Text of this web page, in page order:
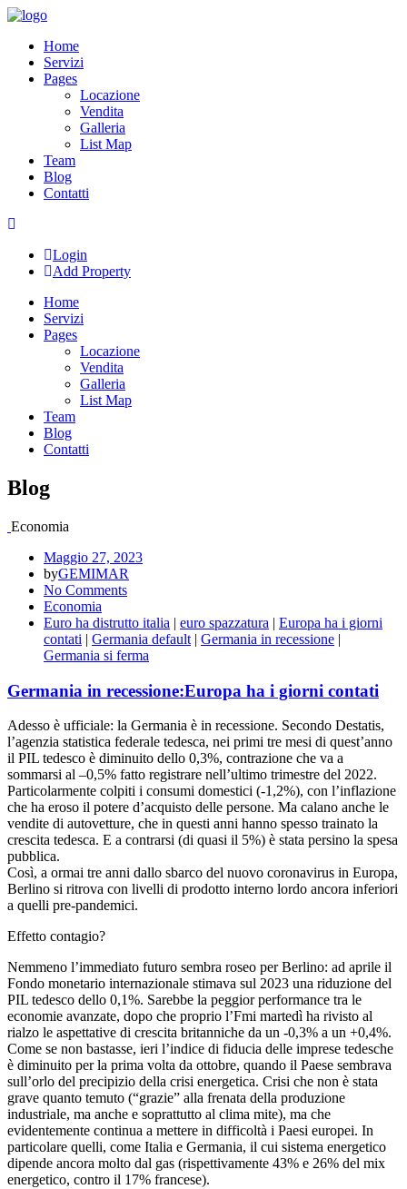
Skip
contentHome
Servizi
Pages
Locazione
Vendita
Galleria
List Map
Team
Blog
Contatti
Login
Add Property
Home
Servizi
Pages
Locazione
Vendita
Galleria
List Map
Team
Blog
Contatti
Blog
Economia
Maggio 27, 2023
byGEMIMAR
No Comments
Economia
Euro ha distrutto italia | euro spazzatura | Europa ha i giorni
contati | Germania default | Germania in recessione |
Germania si ferma
Germania in recessione:Europa ha i giorni contati
Adesso è ufficiale: la Germania è in recessione. Secondo Destatis,
l’agenzia statistica federale tedesca, nei primi tre mesi di quest’anno
il PIL tedesco è diminuito dello 0,3%, contrazione che va a
sommarsi al –0,5% fatto registrare nell’ultimo trimestre del 2022.
Particolarmente colpiti i consumi domestici (-1,2%), con l’inflazione
che ha eroso il potere d’acquisto delle persone. Ma calano anche le
vendite di autovetture, che in questi anni hanno spesso trainato la
crescita tedesca. E a contrarsi (di quasi il 5%) è stata persino la spesa
pubblica.
Così, a ormai tre anni dallo sbarco del nuovo coronavirus in Europa,
Berlino si ritrova con livelli di prodotto interno lordo ancora inferiori
a quelli pre-pandemici.
Effetto contagio?
Nemmeno l’immediato futuro sembra roseo per Berlino: ad aprile il
Fondo monetario internazionale stimava sul 2023 una riduzione del
PIL tedesco dello 0,1%. Sarebbe la peggior performance tra le
economie avanzate, dopo che proprio l’Fmi martedì ha rivisto al
rialzo le aspettative di crescita britanniche da un -0,3% a un +0,4%.
Come se non bastasse, ieri l’indice di fiducia delle imprese tedesche
è diminuito per la prima volta da ottobre, quando il Paese sembrava
sull’orlo del precipizio della crisi energetica. Crisi che non è stata
grave quanto temuto (“grazie” alla frenata della produzione
industriale, ma anche e soprattutto al clima mite), ma che
evidentemente continua a mettere in difficoltà i Paesi europei. In
particolare quelli, come Italia e Germania, il cui sistema energetico
dipende ancora molto dal gas (rispettivamente 43% e 26% del mix
energetico, contro il 17% francese).